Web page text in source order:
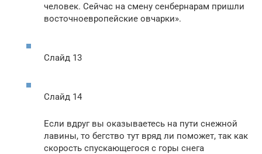
человек. Сейчас на смену сенбернарам пришли
восточноевропейские овчарки».
Слайд 13
Слайд 14
Если вдруг вы оказываетесь на пути снежной
лавины, то бегство тут вряд ли поможет, так как
скорость спускающегося с горы снега